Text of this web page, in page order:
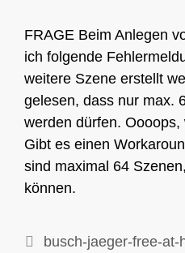
FRAGE Beim Anlegen
ich folgende
weitere Szene erstellt
gelesen, dass nur max.
werden dürfen.
Gibt es einen
sind maximal 64
können.
Kategorien
busch-jaeger-free-at-